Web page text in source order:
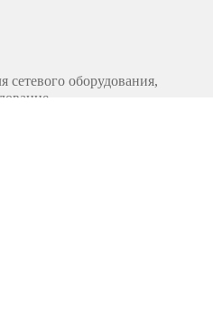
сетевого оборудования,